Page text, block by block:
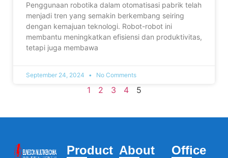
Penggunaan robotika dalam otomatisasi pabrik telah
menjadi tren yang semakin berkembang seiring
dengan kemajuan teknologi. Robot-robot ini
membantu meningkatkan efisiensi dan produktivitas,
tetapi juga membawa
September 24, 2024 No Comments
1 2 3 4 5
Product About Office